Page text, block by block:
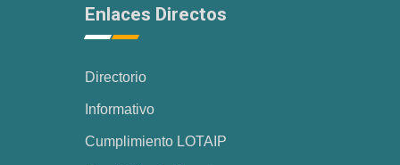
Enlaces Directos
Directorio
Informativo
Cumplimiento LOTAIP